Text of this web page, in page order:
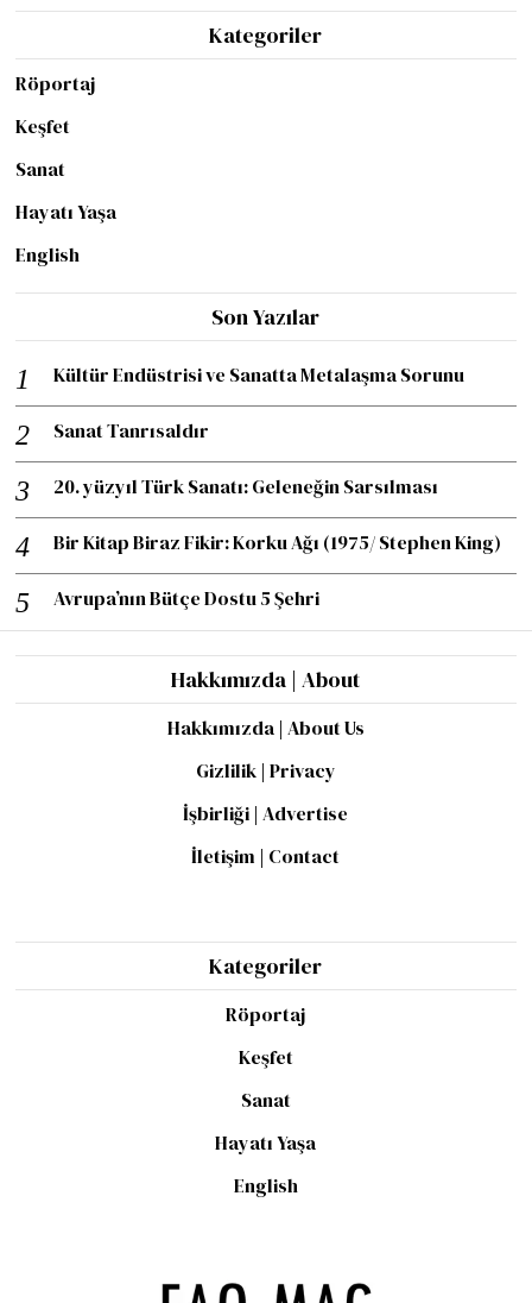
Kategoriler
Röportaj
Keşfet
Sanat
Hayatı Yaşa
English
Son Yazılar
Kültür Endüstrisi ve Sanatta Metalaşma Sorunu
Sanat Tanrısaldır
20. yüzyıl Türk Sanatı: Geleneğin Sarsılması
Bir Kitap Biraz Fikir: Korku Ağı (1975/ Stephen King)
Avrupa’nın Bütçe Dostu 5 Şehri
Hakkımızda | About
Hakkımızda | About Us
Gizlilik | Privacy
İşbirliği | Advertise
İletişim | Contact
Kategoriler
Röportaj
Keşfet
Sanat
Hayatı Yaşa
English